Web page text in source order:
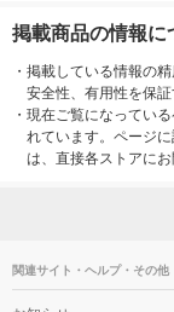
掲載商品の情報に
・ 掲載している情報の
安全性、有用性を保証
・ 現在ご覧になってい
れています。ページ
は、直接各ストアにお
関連サイト・ヘルプ・その他